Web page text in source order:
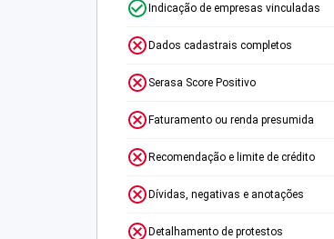
Indicação de empresas vinculadas
Dados cadastrais completos
Serasa Score Positivo
Faturamento ou renda presumida
Recomendação e limite de crédito
Dívidas, negativas e anotações
Detalhamento de protestos